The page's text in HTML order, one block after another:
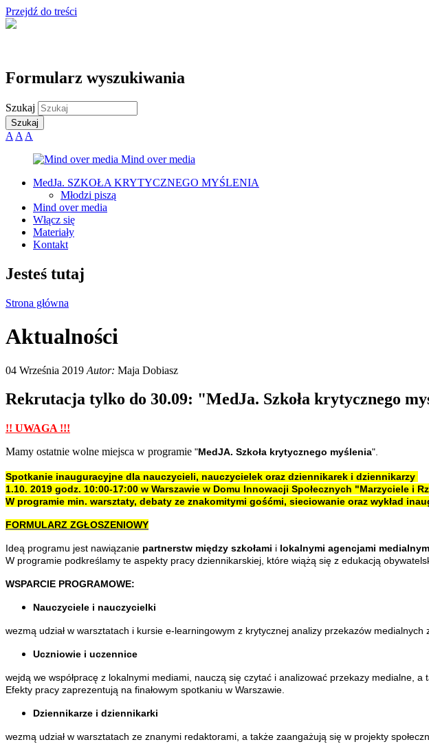
Przejdź do treści
Formularz wyszukiwania
Szukaj
A A A
MedJa. SZKOŁA KRYTYCZNEGO MYŚLENIA
Młodzi piszą
Mind over media
Włącz się
Materiały
Kontakt
Jesteś tutaj
Strona główna
Aktualności
04 Września 2019 Autor: Maja Dobiasz
Rekrutacja tylko do 30.09: "MedJa. Szkoła krytycznego
!! UWAGA !!!
Mamy ostatnie wolne miejsca w programie "MedJA. Szkoła krytycznego myślenia".
Spotkanie inauguracyjne dla nauczycieli, nauczycielek oraz dziennikarek i dziennikarzy
1.10. 2019 godz. 10:00-17:00 w Warszawie w Domu Innowacji Społecznych "Marzyciele i
W programie min. warsztaty, debaty ze znakomitymi gośćmi, sieciowanie oraz wykład
FORMULARZ ZGŁOSZENIOWY
Ideą programu jest nawiązanie partnerstw między szkołami i lokalnymi agencjami
W programie podkreślamy te aspekty pracy dziennikarskiej, które wiążą się z edukacją
WSPARCIE PROGRAMOWE:
Nauczyciele i nauczycielki
wezmą udział w warsztatach i kursie e-learningowym z krytycznej analizy przekazów
Uczniowie i uczennice
wejdą we współpracę z lokalnymi mediami, nauczą się czytać i analizować przekazy medialne, a
Efekty pracy zaprezentują na finałowym spotkaniu w Warszawie.
Dziennikarze i dziennikarki
wezmą udział w warsztatach ze znanymi redaktorami, a także zaangażują się w projekty